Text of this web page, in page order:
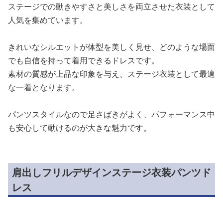
ステージでの動きやすさと美しさを両立させた衣装として
人気を集めています。
きれいなシルエットが体型を美しく見せ、どのような場面
でも自信を持って着用できるドレスです。
素材の質感が上品な印象を与え、ステージ衣装として最適
な一着となります。
パンツスタイルなので足さばきがよく、パフォーマンス中
も安心して動けるのが大きな魅力です。
肩出しフリルデザインステージ衣装パンツド
レス